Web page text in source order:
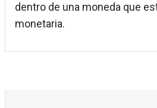
dentro de una moneda que
monetaria.